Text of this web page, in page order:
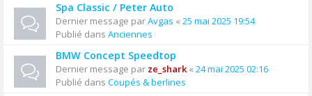
Spa Classic / Peter Auto
Dernier message parAvgas « 25 mai 2025 19:54
Publié dans Anciennes
BMW Concept Speedtop
Dernier message par ze_shark« 24 mai 2025 02:16
Publié dans Coupés & berlines